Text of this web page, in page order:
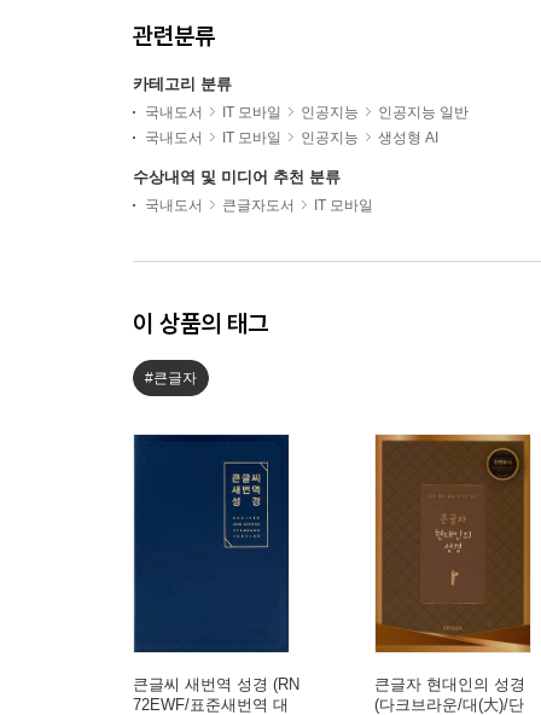
관련분류
카테고리 분류
국내도서 IT 모바일 인공지능
인공지능 일반
국내도서
IT 모바일 인공지능 생성형 AI
수상내역 및 미디어 추천 분류
국내도서 큰글자도서 IT 모바일
이 상품의 태그
#큰글자
큰글씨 새번역 성경 (RN
72EWF/표준새번역 대
큰글자 현대인의 성경
(다크브라운/대(大)/단